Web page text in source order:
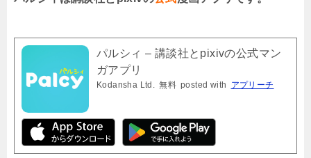
パルシィ – 講談社とpixivの公式マン
ガアプリ
Kodansha Ltd. 無料 posted with アプリーチ